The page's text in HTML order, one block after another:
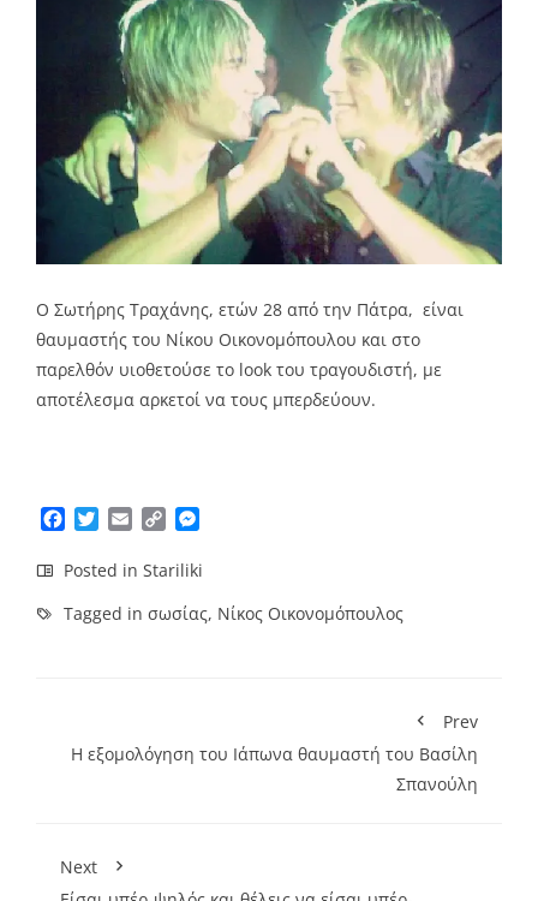
Ο Σωτήρης Τραχάνης, ετών 28 από την Πάτρα, είναι
θαυμαστής του Νίκου Οικονομόπουλου και στο
παρελθόν υιοθετούσε το look του τραγουδιστή, με
αποτέλεσμα αρκετοί να τους μπερδεύουν.
Facebook
TwitterEmailCopy
Posted in Stariliki
Tagged in σωσίας, Νίκος Οικονομόπουλος
Prev
H εξομολόγηση του Ιάπωνα θαυμαστή του Βασίλη
Σπανούλη
Next